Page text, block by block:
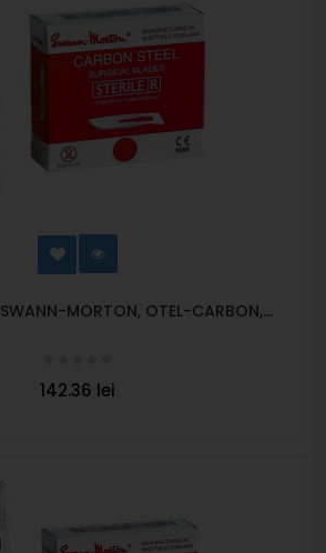
MORTON, OTEL-CARBON,...
142.36 lei